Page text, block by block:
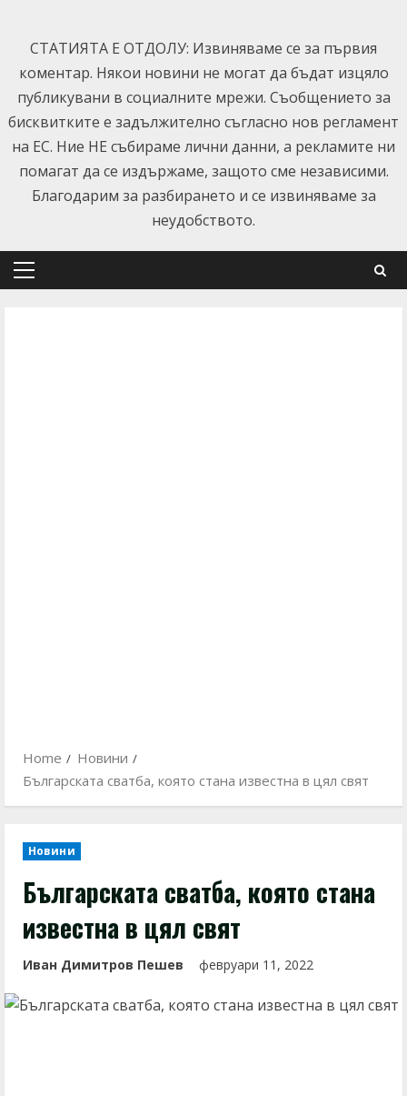
content
СТАТИЯТА Е ОТДОЛУ: Извиняваме се за първия
коментар. Някои новини не могат да бъдат изцяло
публикувани в социалните мрежи. Съобщението за
бисквитките е задължително съгласно нов регламент
на ЕС. Ние НЕ събираме лични данни, а рекламите ни
помагат да се издържаме, защото сме независими.
Благодарим за разбирането и се извиняваме за
неудобството.
Primary
Home
Новини
Българската сватба, която стана известна в цял свят
Новини
Българската сватба, която стана
известна в цял свят
Иван Димитров Пешев февруари 11, 2022